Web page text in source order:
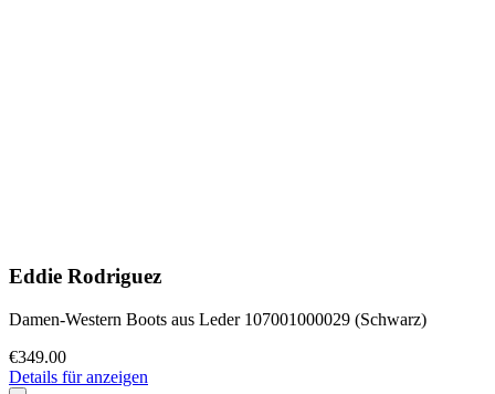
Eddie Rodriguez
Damen-Western Boots aus Leder 107001000029 (Schwarz)
€349.00
Details für anzeigen